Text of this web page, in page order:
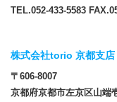
TEL.052-433-5583
株式会社torio 京都支店
〒606-8007
京都府京都市左京区山